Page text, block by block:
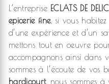
L’entreprise ECLATS DE
epicerie fine, si vous habitez
d’une expérience et d’un
mettons tout en oeuvre
accompagnons ainsi dans
sommes à l’écoute de vos
hardicourt, nous sommes